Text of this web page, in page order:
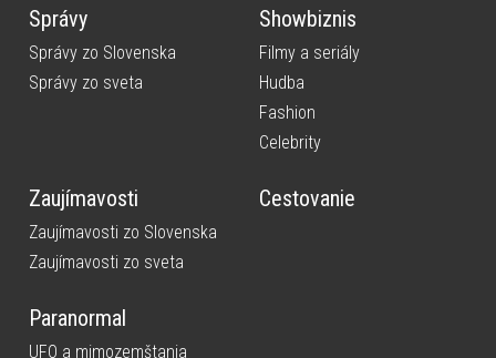
Správy
Správy zo Slovenska
Správy zo sveta
Showbiznis
Filmy a seriály
Hudba
Fashion
Celebrity
Zaujímavosti
Zaujímavosti zo Slovenska
Zaujímavosti zo sveta
Cestovanie
Paranormal
UFO a mimozemštania